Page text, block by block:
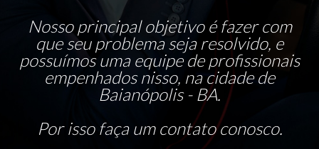
Nosso principal objetivo é fazer com
que seu problema seja resolvido, e
possuímos uma equipe de profissionais
empenhados nisso, na cidade de
Baianópolis - BA.
Por isso faça um contato conosco.